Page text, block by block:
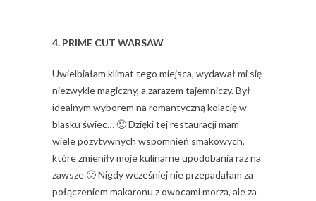
4. PRIME CUT WARSAW
Uwielbiałam klimat tego miejsca, wydawał mi się
niezwykle magiczny, a zarazem tajemniczy. Był
idealnym wyborem na romantyczną kolację w
blasku świec… 🙂 Dzięki tej restauracji mam
wiele pozytywnych wspomnień smakowych,
które zmieniły moje kulinarne upodobania raz na
zawsze 🙂 Nigdy wcześniej nie przepadałam za
połączeniem makaronu z owocami morza, ale za